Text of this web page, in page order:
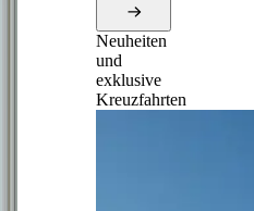
Neuheiten
und
exklusive
Kreuzfahrten